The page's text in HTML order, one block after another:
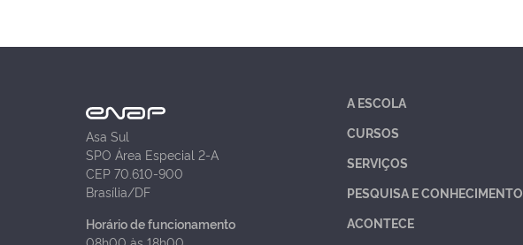
Asa Sul
SPO Área Especial 2-A
CEP 70.610-900
Brasília/DF
Horário de funcionamento
A ESCOLA
CURSOS
SERVIÇOS
PESQUISA E CONHECIMENTO
ACONTECE